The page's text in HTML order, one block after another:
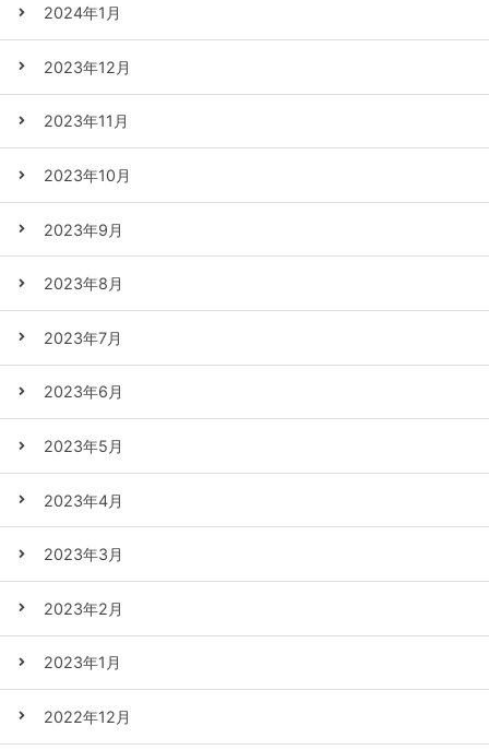
2024年1月
2023年12月
2023年11月
2023年10月
2023年9月
2023年8月
2023年7月
2023年6月
2023年5月
2023年4月
2023年3月
2023年2月
2023年1月
2022年12月